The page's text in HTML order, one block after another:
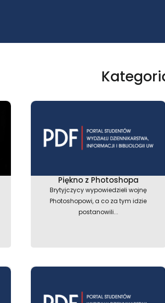
Piękno z Photoshopa
Brytyjczycy wypowiedzieli wojnę
Photoshopowi, a co za tym idzie
postanowili...